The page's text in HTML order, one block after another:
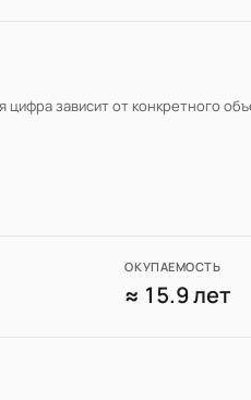
цифра зависит от конкретного
ОКУПАЕМОСТЬ
≈ 15.9 лет